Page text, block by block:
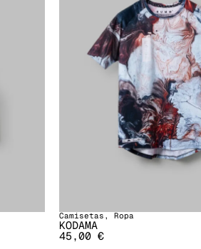
Camisetas , Ropa
KODAMA
45,00 €